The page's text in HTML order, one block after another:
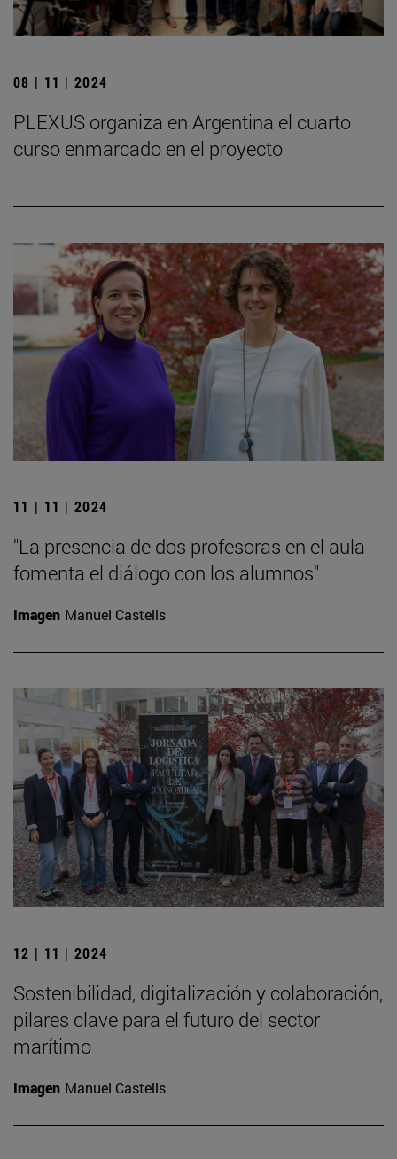
08 | 11 | 2024
PLEXUS organiza en Argentina el cuarto
curso enmarcado en el proyecto
11 | 11 | 2024
"La presencia de dos profesoras en el aula
fomenta el diálogo con los alumnos"
Imagen Manuel Castells
12 | 11 | 2024
Sostenibilidad, digitalización y colaboración,
pilares clave para el futuro del sector
marítimo
Imagen Manuel Castells